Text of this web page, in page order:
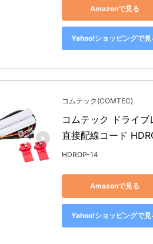
Amazonで見る
Yahoo!ショッピングで見
コムテック(COMTEC)
コムテック ドライ
直接配線コード
HDROP-14
Amazonで見る
Yahoo!ショッピングで見